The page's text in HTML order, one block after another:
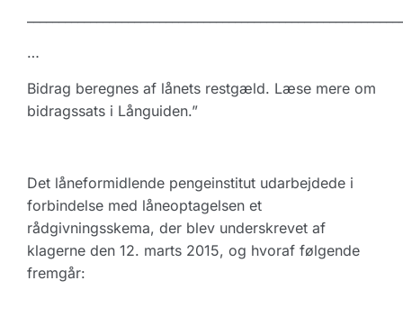
…
Bidrag beregnes af lånets restgæld. Læse mere om
bidragssats i Långuiden.”
Det låneformidlende pengeinstitut udarbejdede i
forbindelse med låneoptagelsen et
rådgivningsskema, der blev underskrevet af
klagerne den 12. marts 2015, og hvoraf følgende
fremgår: